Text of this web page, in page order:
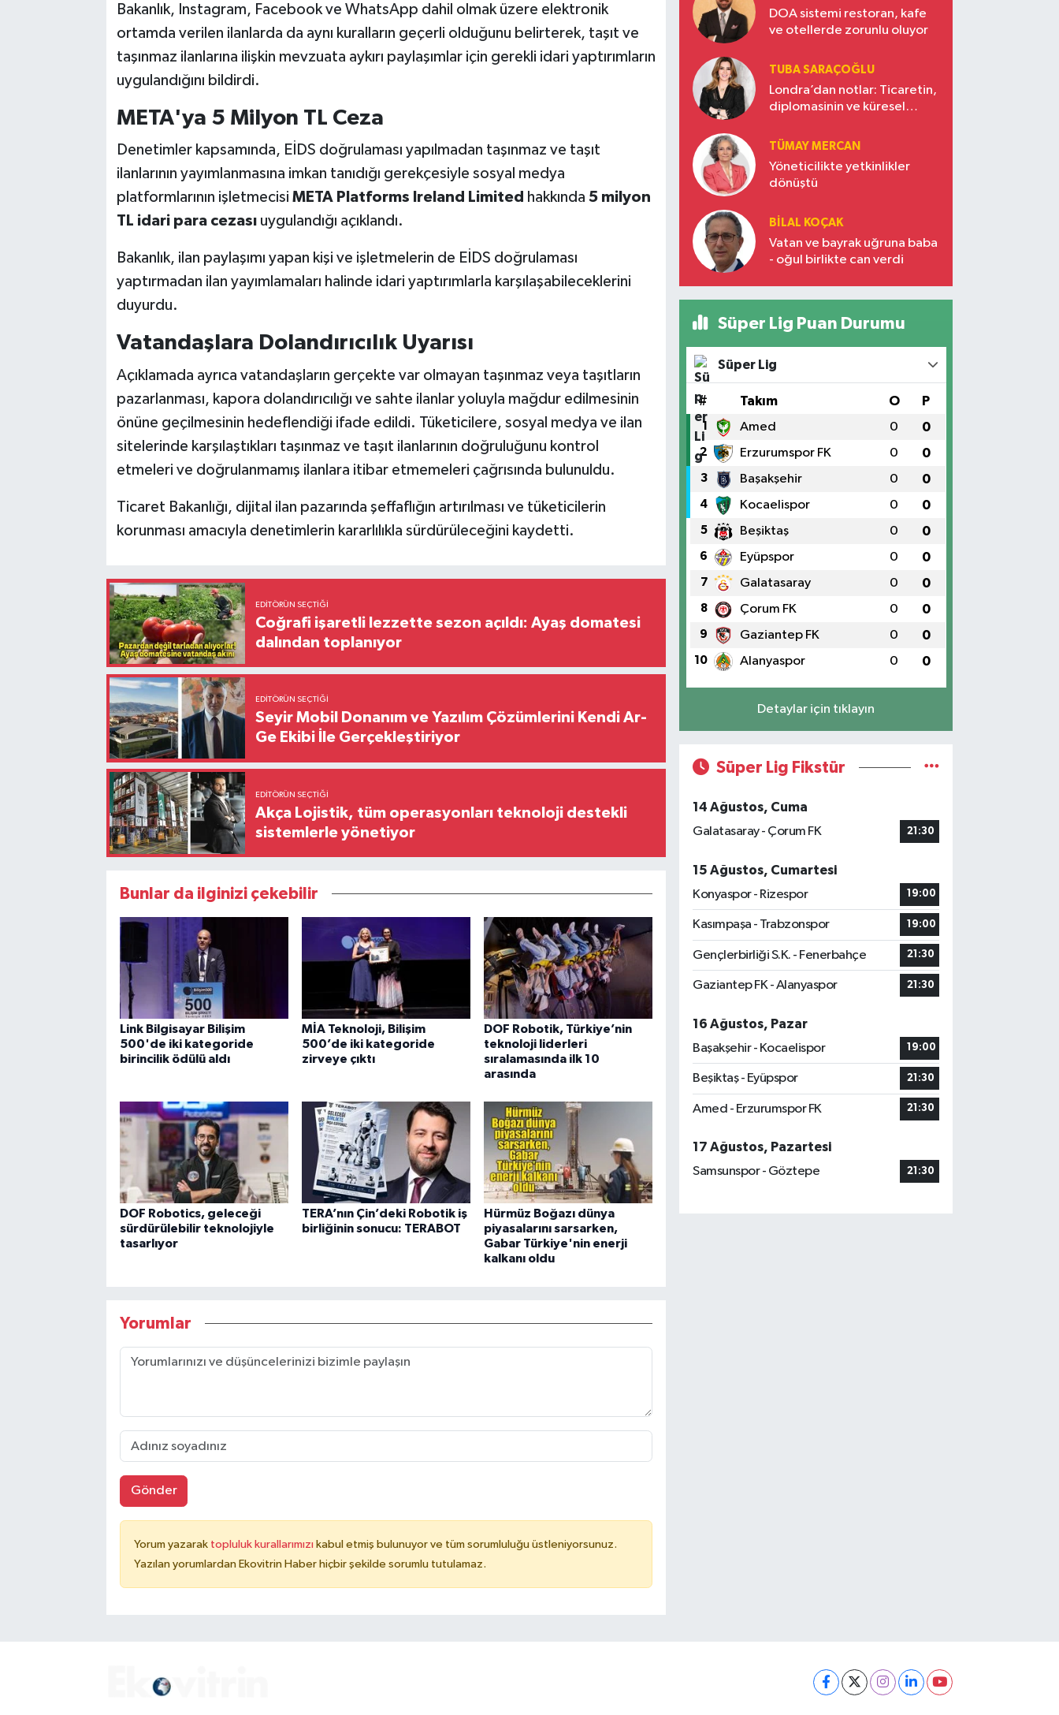
Bakanlık, Instagram, Facebook ve WhatsApp dahil olmak üzere elektronik
ortamda verilen ilanlarda da aynı kuralların geçerli olduğunu belirterek, taşıt ve
taşınmaz ilanlarına ilişkin mevzuata aykırı paylaşımlar için gerekli idari yaptırımların
uygulandığını bildirdi.
META'ya 5 Milyon TL Ceza
Denetimler kapsamında, EİDS doğrulaması yapılmadan taşınmaz ve taşıt
ilanlarının yayımlanmasına imkan tanıdığı gerekçesiyle sosyal medya
platformlarının işletmecisi META Platforms Ireland Limited hakkında 5 milyon
TL idari para cezasıuygulandığı açıklandı.
Bakanlık, ilan paylaşımı yapan kişi ve işletmelerin de EİDS doğrulaması
yaptırmadan ilan yayımlamaları halinde idari yaptırımlarla karşılaşabileceklerini
duyurdu.
Vatandaşlara Dolandırıcılık Uyarısı
Açıklamada ayrıca vatandaşların gerçekte var olmayan taşınmaz veya taşıtların
pazarlanması, kapora dolandırıcılığı ve sahte ilanlar yoluyla mağdur edilmesinin
önüne geçilmesinin hedeflendiği ifade edildi. Tüketicilere, sosyal medya ve ilan
sitelerinde karşılaştıkları taşınmaz ve taşıt ilanlarının doğruluğunu kontrol
etmeleri ve doğrulanmamış ilanlara itibar etmemeleri çağrısında bulunuldu.
Ticaret Bakanlığı, dijital ilan pazarında şeffaflığın artırılması ve tüketicilerin
korunması amacıyla denetimlerin kararlılıkla sürdürüleceğini kaydetti.
EDITÖRÜN SEÇTIĞI
Coğrafi işaretli lezzette sezon açıldı: Ayaş domatesi
dalından toplanıyor
EDITÖRÜN SEÇTIĞI
Seyir Mobil Donanım ve Yazılım Çözümlerini Kendi Ar-
Ge Ekibi İle Gerçekleştiriyor
EDITÖRÜN SEÇTIĞI
Akça Lojistik, tüm operasyonları teknoloji destekli
sistemlerle yönetiyor
Bunlar da ilginizi çekebilir
Link Bilgisayar Bilişim
500'de iki kategoride
birincilik ödülü aldı
MİA Teknoloji, Bilişim
500’de iki kategoride
zirveye çıktı
DOF Robotik, Türkiye’nin
teknoloji liderleri
sıralamasında ilk 10
arasında
DOF Robotics, geleceği
sürdürülebilir teknolojiyle
tasarlıyor
TERA’nın Çin’deki Robotik iş
birliğinin sonucu: TERABOT
Hürmüz Boğazı dünya
piyasalarını sarsarken,
Gabar Türkiye'nin enerji
kalkanı oldu
Yorumlar
Gönder
Yorum yazarak topluluk kurallarımızı kabul etmiş bulunuyor ve tüm sorumluluğu üstleniyorsunuz.
Yazılan yorumlardan Ekovitrin Haber hiçbir şekilde sorumlu tutulamaz.
DOA sistemi restoran, kafe
ve otellerde zorunlu oluyor
TUBA SARAÇOĞLU
Londra’dan notlar: Ticaretin,
diplomasinin ve küresel
Türkiye’nin yükselen gücü
TÜMAY MERCAN
Yöneticilikte yetkinlikler
dönüştü
BILAL KOÇAK
Vatan ve bayrak uğruna baba
- oğul birlikte can verdi
Süper Lig Puan Durumu
Süper Lig
# Takım O P
1 Amed 0 0
2 Erzurumspor FK 0 0
3 Başakşehir 0 0
4 Kocaelispor 0 0
5 Beşiktaş 0 0
6 Eyüpspor 0 0
7 Galatasaray 0 0
8 Çorum FK 0 0
9 Gaziantep FK 0 0
10 Alanyaspor 0 0
Detaylar için tıklayın
Süper Lig Fikstür
14 Ağustos, Cuma
Galatasaray - Çorum FK
21:30
15 Ağustos, Cumartesi
Konyaspor - Rizespor
19:00
Kasımpaşa - Trabzonspor 19:00
Gençlerbirliği S.K. - Fenerbahçe 21:30
Gaziantep FK - Alanyaspor 21:30
16 Ağustos, Pazar
Başakşehir - Kocaelispor
19:00
Beşiktaş - Eyüpspor 21:30
Amed - Erzurumspor FK 21:30
17 Ağustos, Pazartesi
Samsunspor - Göztepe
21:30